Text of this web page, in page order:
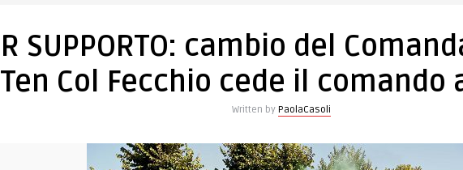
SUPPORTO: cambio del
Col Fecchio cede il comando
Written by PaolaCasoli